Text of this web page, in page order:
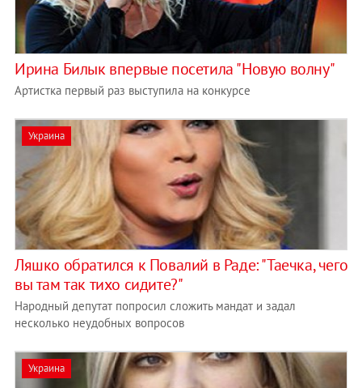
Ирина Билык впервые посетила "Новую волну"
Артистка первый раз выступила на конкурсе
Украина
Ляшко обратился к Повалий в Раде: "Таечка, чего
вы там так тихо сидите?"
Народный депутат попросил сложить мандат и задал
несколько неудобных вопросов
Украина